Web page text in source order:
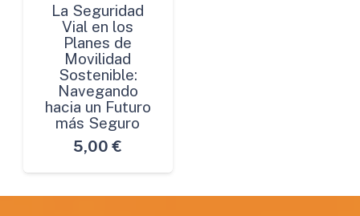
La Seguridad
Vial en los
Planes de
Movilidad
Sostenible:
Navegando
hacia un Futuro
más Seguro
5,00 €